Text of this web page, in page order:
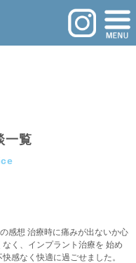
一覧
想 治療時に痛みが出ないか心
く、インプラント治療を 始め
感なく快適に過ごせました。